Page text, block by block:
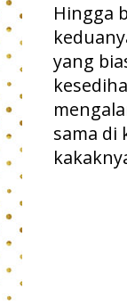
Hingga
yang
sama di